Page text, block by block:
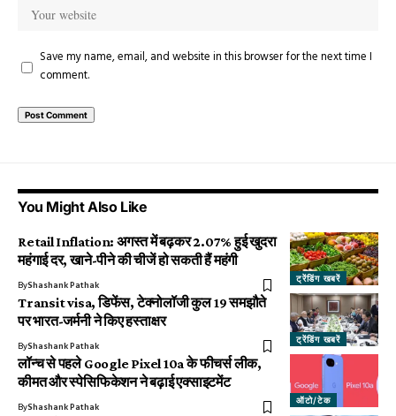
Save my name, email, and website in this browser for the next time I
comment.
You Might Also Like
ट्रेंडिंग खबरें
Retail Inflation: अगस्त में बढ़कर 2.07% हुई खुदरा
महंगाई दर, खाने-पीने की चीजें हो सकती हैं महंगी
ByShashank Pathak
ट्रेंडिंग खबरें
Transit visa, डिफेंस, टेक्नोलॉजी कुल 19 समझौते
पर भारत-जर्मनी ने किए हस्ताक्षर
ByShashank Pathak
ऑटो/टेक
लॉन्च से पहले Google Pixel 10a के फीचर्स लीक,
कीमत और स्पेसिफिकेशन ने बढ़ाई एक्साइटमेंट
ByShashank Pathak